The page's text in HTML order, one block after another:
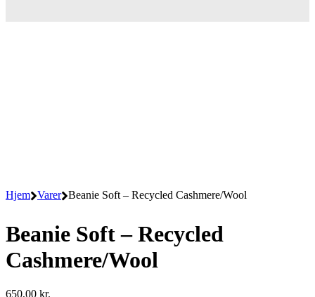
Hjem Varer Beanie Soft – Recycled Cashmere/Wool
Beanie Soft – Recycled
Cashmere/Wool
650,00 kr.